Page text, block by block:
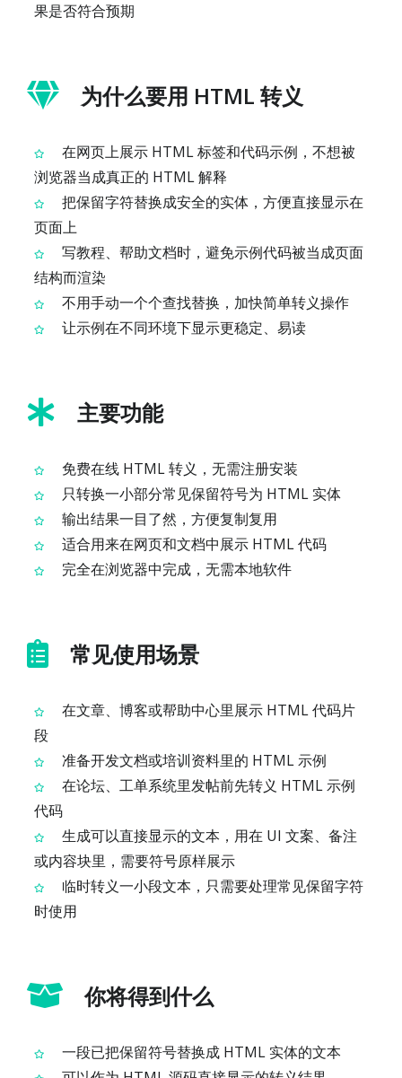
果是否符合预期
为什么要用 HTML 转义
在网页上展示 HTML 标签和代码示例，不想被
浏览器当成真正的 HTML 解释
把保留字符替换成安全的实体，方便直接显示在
页面上
写教程、帮助文档时，避免示例代码被当成页面
结构而渲染
不用手动一个个查找替换，加快简单转义操作
让示例在不同环境下显示更稳定、易读
主要功能
免费在线 HTML 转义，无需注册安装
只转换一小部分常见保留符号为 HTML 实体
输出结果一目了然，方便复制复用
适合用来在网页和文档中展示 HTML 代码
完全在浏览器中完成，无需本地软件
常见使用场景
在文章、博客或帮助中心里展示 HTML 代码片
段
准备开发文档或培训资料里的 HTML 示例
在论坛、工单系统里发帖前先转义 HTML 示例
代码
生成可以直接显示的文本，用在 UI 文案、备注
或内容块里，需要符号原样展示
临时转义一小段文本，只需要处理常见保留字符
时使用
你将得到什么
一段已把保留符号替换成 HTML 实体的文本